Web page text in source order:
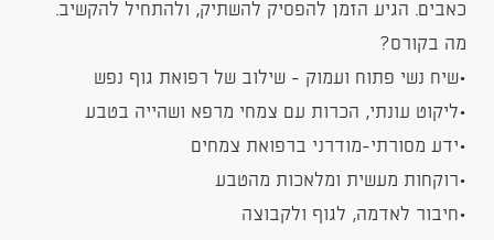
כאבים. הגיע הזמן להפסיק להשתיק, ולהתחיל להקשיב.
מה בקורס?
•שיח נשי פתוח ועמוק - שילוב של רפואת גוף נפש
•ליקוט עונתי, הכרות עם צמחי מרפא ושהייה בטבע
•ידע מסורתי-מודרני ברפואת צמחים
•רוקחות מעשית ומלאכות מהטבע
•חיבור לאדמה, לגוף ולקבוצה